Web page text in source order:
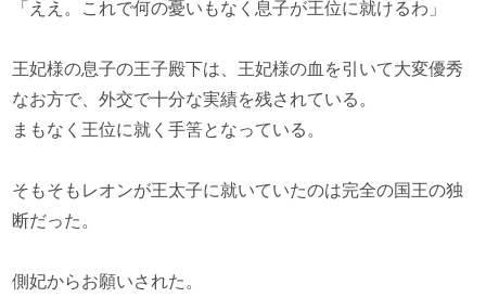
「ええ。これで何の憂いもなく息子が王位に就けるわ」
王妃様の息子の王子殿下は、王妃様の血を引いて大変優秀
なお方で、外交で十分な実績を残されている。
まもなく王位に就く手筈となっている。
そもそもレオンが王太子に就いていたのは完全の国王の独
断だった。
側妃からお願いされた。